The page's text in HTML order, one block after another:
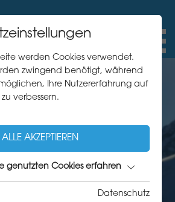
werden Cookies verwendet.
zwingend benötigt, während
Ihre Nutzererfahrung auf
verbessern.
ALLE AKZEPTIEREN
genutzten Cookies erfahren
Datenschutz